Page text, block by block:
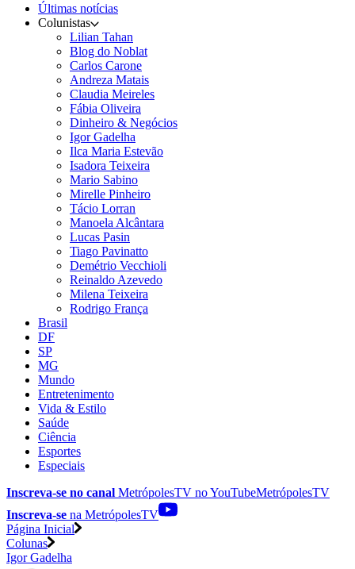
Últimas notícias
Colunistas
Lilian Tahan
Blog do Noblat
Carlos Carone
Andreza Matais
Claudia Meireles
Fábia Oliveira
Dinheiro & Negócios
Igor Gadelha
Ilca Maria Estevão
Isadora Teixeira
Mario Sabino
Mirelle Pinheiro
Tácio Lorran
Manoela Alcântara
Lucas Pasin
Tiago Pavinatto
Demétrio Vecchioli
Reinaldo Azevedo
Milena Teixeira
Rodrigo França
Brasil
DF
SP
MG
Mundo
Entretenimento
Vida & Estilo
Saúde
Ciência
Esportes
Especiais
Inscreva-se no canal MetrópolesTV noYouTubeMetrópolesTV
Inscreva-se na MetrópolesTV
Página Inicial
Colunas
Igor Gadelha